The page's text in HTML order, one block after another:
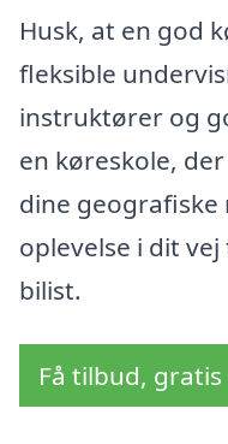
Husk, at en god
fleksible
instruktører og
en køreskole,
dine geografiske
oplevelse i dit
bilist.
Få tilbud,